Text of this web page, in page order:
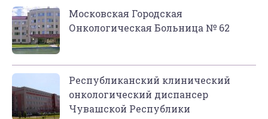
Московская Городская
Онкологическая Больница № 62
Республиканский клинический
онкологический диспансер
Чувашской Республики